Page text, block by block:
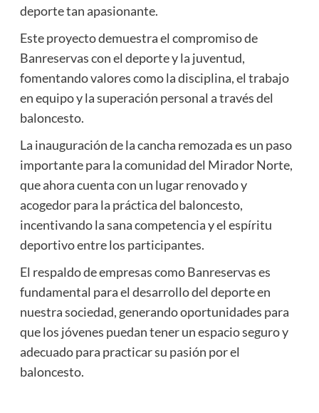
deporte tan apasionante.
Este proyecto demuestra el compromiso de
Banreservas con el deporte y la juventud,
fomentando valores como la disciplina, el trabajo
en equipo y la superación personal a través del
baloncesto.
La inauguración de la cancha remozada es un paso
importante para la comunidad del Mirador Norte,
que ahora cuenta con un lugar renovado y
acogedor para la práctica del baloncesto,
incentivando la sana competencia y el espíritu
deportivo entre los participantes.
El respaldo de empresas como Banreservas es
fundamental para el desarrollo del deporte en
nuestra sociedad, generando oportunidades para
que los jóvenes puedan tener un espacio seguro y
adecuado para practicar su pasión por el
baloncesto.